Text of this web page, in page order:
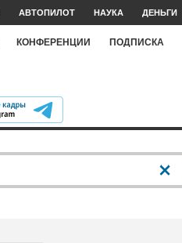
АВТОПИЛОТ НАУКА ДЕНЬГИ
КОНФЕРЕНЦИИ ПОДПИСКА